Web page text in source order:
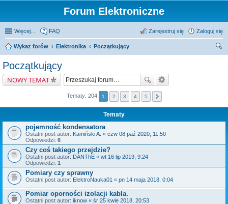
Forum Elektroniczne
Więcej… FAQ Zaloguj się
Zarejestruj się
Wykaz forów Elektronika
Początkujący
Początkujący
NOWY TEMAT
Tematy: 204 1 2 3 4 5
Tematy
pojemność kondensatora
Ostatni post autor: Kamiński A. « czw 08 paź 2020, 11:50
Odpowiedzi: 6
Czy coś takiego przejdzie?
Ostatni post autor: DANThE « wt 16 lip 2019, 9:24
Odpowiedzi: 1
Pomiary czy sprawny
Ostatni post autor: ElektroNauka01 « pn 14 maja 2018, 0:04
Pomiar oporności izolacji kabla.
Ostatni post autor: iknow « śr 25 kwie 2018, 20:53